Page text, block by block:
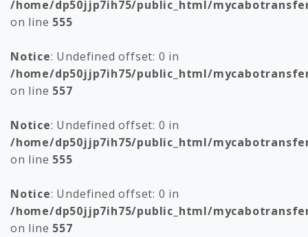
/home/dp50jjp7ih75/public_html/
on line 555
Notice: Undefined offset: 0 in
/home/dp50jjp7ih75/public_html/
on line 557
Notice: Undefined offset: 0 in
/home/dp50jjp7ih75/public_html/
on line 555
Notice: Undefined offset: 0 in
/home/dp50jjp7ih75/public_html/
on line 557